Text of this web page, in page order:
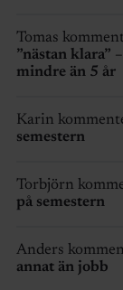
Tomas
”nästan klara”
mindre än 5 år
Karin
semestern
Torbjörn
på semestern
Anders
annat än jobb